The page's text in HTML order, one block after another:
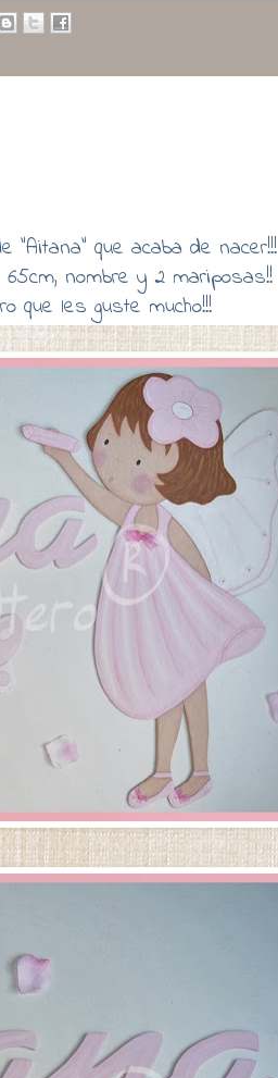
"Aitana" que acaba de nacer!!!
nombre y 2 mariposas!!
que les guste mucho!!!